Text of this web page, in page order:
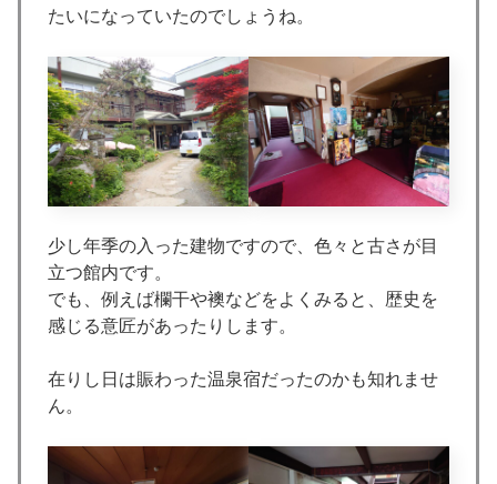
たいになっていたのでしょうね。
少し年季の入った建物ですので、色々と古さが目
立つ館内です。
でも、例えば欄干や襖などをよくみると、歴史を
感じる意匠があったりします。
在りし日は賑わった温泉宿だったのかも知れませ
ん。